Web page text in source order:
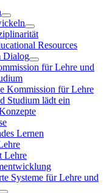
Resources
Dialog
für Lehre und
Kommission für Lehre
Studium lädt ein
Lernen
Lehre
Systeme für Lehre und